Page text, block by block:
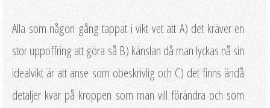
Alla som någon gång tappat i vikt vet att A) det kräver en
stor uppoffring att göra så B) känslan då man lyckas nå sin
idealvikt är att anse som obeskrivlig och C) det finns ändå
detaljer kvar på kroppen som man vill förändra och som